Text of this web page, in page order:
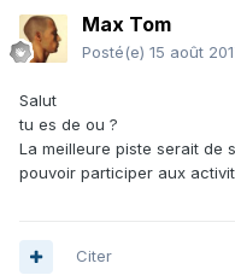
Max Tom
Posté(e) 15 août
Salut
tu es de ou ?
La meilleure piste serait de
pouvoir participer aux
Citer